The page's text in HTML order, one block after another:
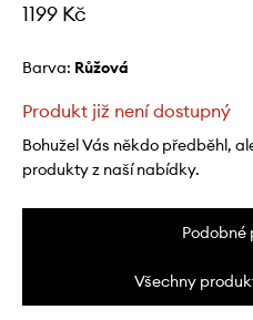
1199 Kč
Barva: růžová
Produkt již není dostupný
Bohužel Vás někdo předběhl,
produkty z naší nabídky.
Všechny